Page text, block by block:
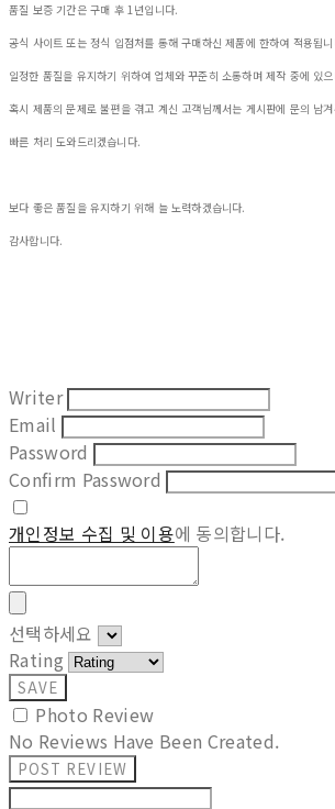
품질 보증 기간은 구매 후 1년입니다.
공식 사이트 또는 정식 입점처를 통해 구매하신 제품에 한하여 적용됩
일정한 품질을 유지하기 위하여 업체와 꾸준히 소통하며 제작 중에 있
혹시 제품의 문제로 불편을 겪고 계신 고객님께서는 게시판에 문의 남
빠른 처리 도와드리겠습니다.
보다 좋은 품질을 유지하기 위해 늘 노력하겠습니다.
감사합니다.
Writer
Email
Password
Confirm Password
개인정보 수집 및 이용에 동의합니다.
선택하세요
Rating
SAVE
Photo Review
No Reviews Have Been Created.
POST REVIEW